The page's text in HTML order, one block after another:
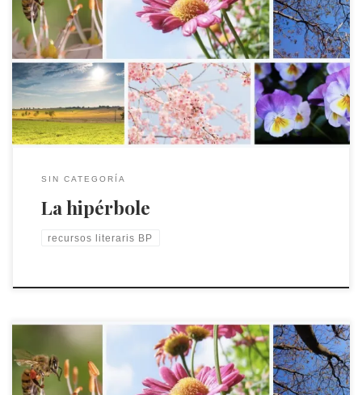
Descobreix que és una hipérbole i com l'usen els poetes.
SIN CATEGORÍA
La hipérbole
recursos literaris BP